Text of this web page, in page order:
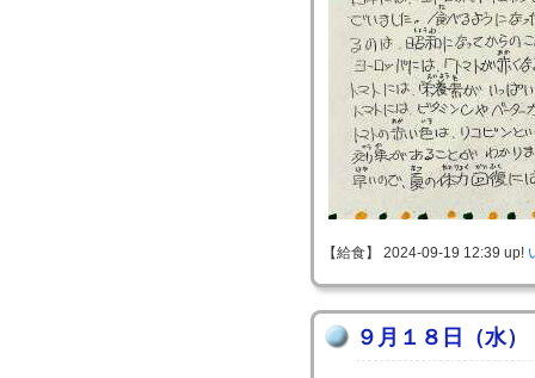
【給食】 2024-09-19 12:39 up!
９月１８日（水）